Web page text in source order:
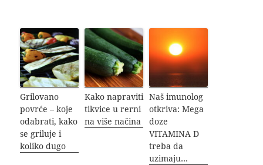
Grilovano
povrće – koje
odabrati, kako
se griluje i
koliko dugo
Kako napraviti
tikvice u rerni
na više načina
Naš imunolog
otkriva: Mega
doze
VITAMINA D
treba da
uzimaju…